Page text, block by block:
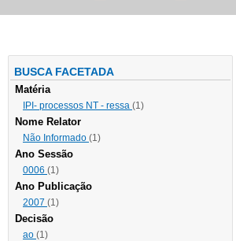
BUSCA FACETADA
Matéria
IPI- processos NT - ressa (1)
Nome Relator
Não Informado (1)
Ano Sessão
0006 (1)
Ano Publicação
2007 (1)
Decisão
ao (1)